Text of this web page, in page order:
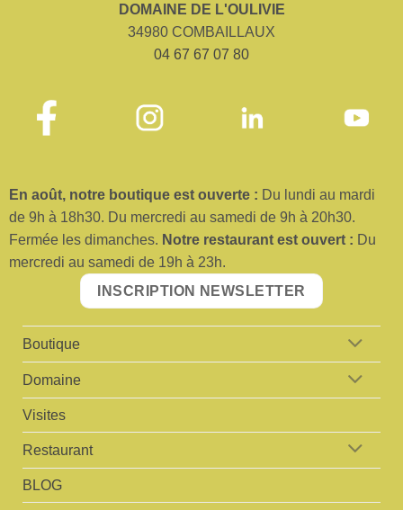
DOMAINE DE L'OULIVIE
34980 COMBAILLAUX
04 67 67 07 80
En août, notre boutique est ouverte : Du lundi au mardi
de 9h à 18h30. Du mercredi au samedi de 9h à 20h30.
Fermée les dimanches. Notre restaurant est ouvert : Du
mercredi au samedi de 19h à 23h.
INSCRIPTION NEWSLETTER
Boutique
Domaine
Visites
Restaurant
BLOG